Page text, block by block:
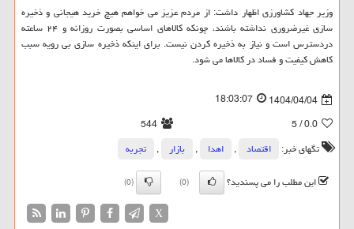
وزیر جهاد کشاورزی اظهار داشت: از مردم عزیز می خواهم هیچ خرید هیجانی و ذخیره
سازی غیرضروری نداشته باشند، چونکه کالاهای اساسی بصورت روزانه و ۲۴ ساعته
دردسترس است و نیاز به ذخیره کردن نیست. برای اینکه ذخیره سازی بی رویه سبب
کاهش کیفیت و فساد در کالاها می شود.
1404/04/04
18:03:07
0.0
/ 5
544
تگهای خبر:
اقتصاد , اهدا , بازار ,
تجربه
این مطلب را می پسندید؟
(0)
(0)
X